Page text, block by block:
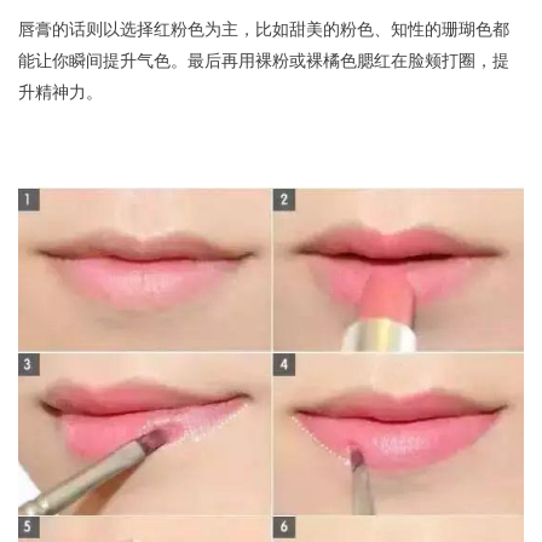
唇膏的话则以选择红粉色为主，比如甜美的粉色、知性的珊瑚色都
能让你瞬间提升气色。最后再用裸粉或裸橘色腮红在脸颊打圈，提
升精神力。